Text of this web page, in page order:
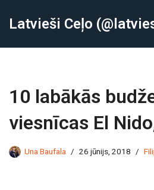
Latvieši Ceļo
10 labākās
viesnīcas El
Una Baufala 26 jūnijs, 2018